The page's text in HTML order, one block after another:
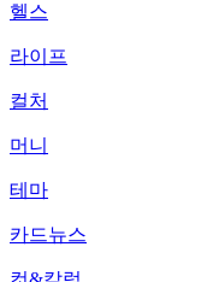
헬스
라이프
컬처
머니
테마
카드뉴스